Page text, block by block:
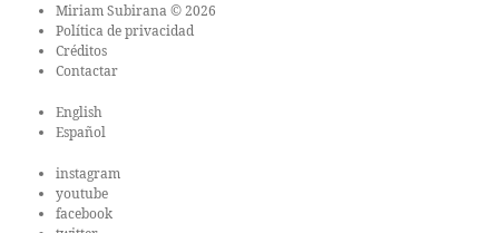
Miriam Subirana © 2026
Política de privacidad
Créditos
Contactar
English
Español
instagram
youtube
facebook